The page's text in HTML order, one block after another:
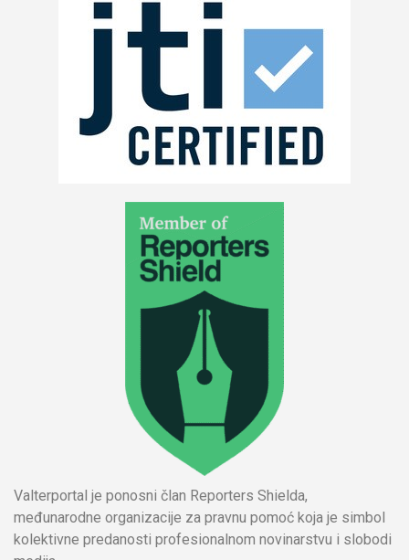
Valterportal je ponosni član Reporters Shielda,
međunarodne organizacije za pravnu pomoć koja je simbol
kolektivne predanosti profesionalnom novinarstvu i slobodi